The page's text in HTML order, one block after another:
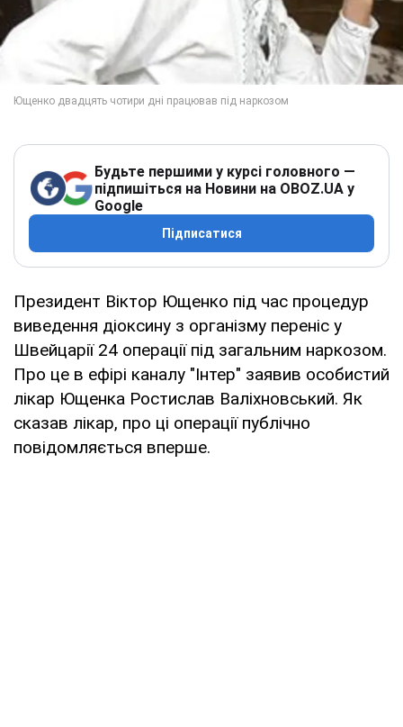
Будьте першими у курсі головного —
підпишіться на Новини на OBOZ.UA у
Google
Підписатися
Президент Віктор Ющенко під час процедур
виведення діоксину з організму переніс у
Швейцарії 24 операції під загальним наркозом.
Про це в ефірі каналу "Інтер" заявив особистий
лікар Ющенка Ростислав Валіхновський. Як
сказав лікар, про ці операції публічно
повідомляється вперше.